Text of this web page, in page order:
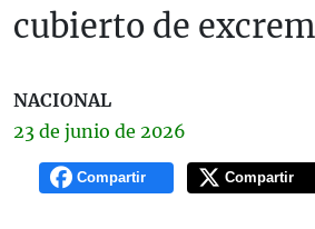
cubierto de
NACIONAL
23 de junio de 2026
Compartir Compartir